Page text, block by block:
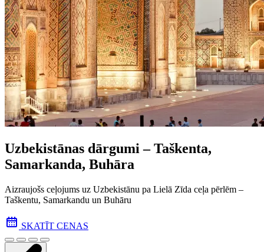
Uzbekistānas dārgumi – Taškenta,
Samarkanda, Buhāra
Aizraujošs ceļojums uz Uzbekistānu pa Lielā Zīda ceļa pēr­lēm –
Taškentu, Samarkandu un Buhāru
SKATĪT CENAS